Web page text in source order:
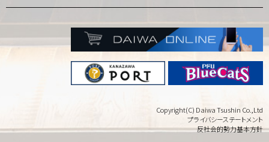
Copyright(C) Daiwa Tsushin Co.,Ltd
プライバシーステートメント
反社会的勢力基本方針